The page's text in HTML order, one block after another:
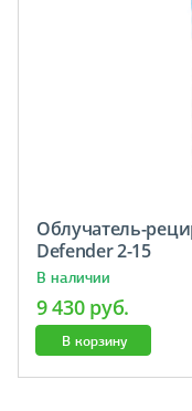
Облучатель-
Defender 2-15
В наличии
9 430 руб.
В корзину